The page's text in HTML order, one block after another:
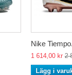
Nike
1 614,00 kr 2
Lägg i